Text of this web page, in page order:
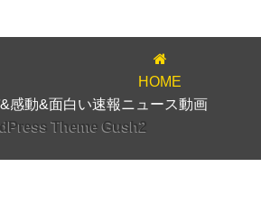
HOME
感動&面白い速報ニュース動画
Theme Gush2